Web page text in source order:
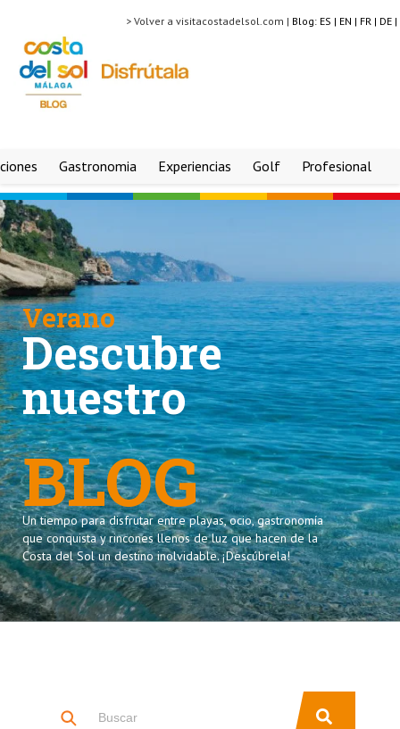
DE |
FR |
EN |
ES |
Blog:
> Volver a visitacostadelsol.com |
Gastronomia Experiencias Golf Profesional
Verano
Descubre
nuestro
BLOG
Un tiempo para disfrutar entre playas, ocio, gastronomía
que conquista y rincones llenos de luz que hacen de la
Costa del Sol un destino inolvidable. ¡Descúbrela!